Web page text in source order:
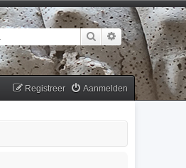
Zoek Uitgebreid
Aanmelden
Registreer